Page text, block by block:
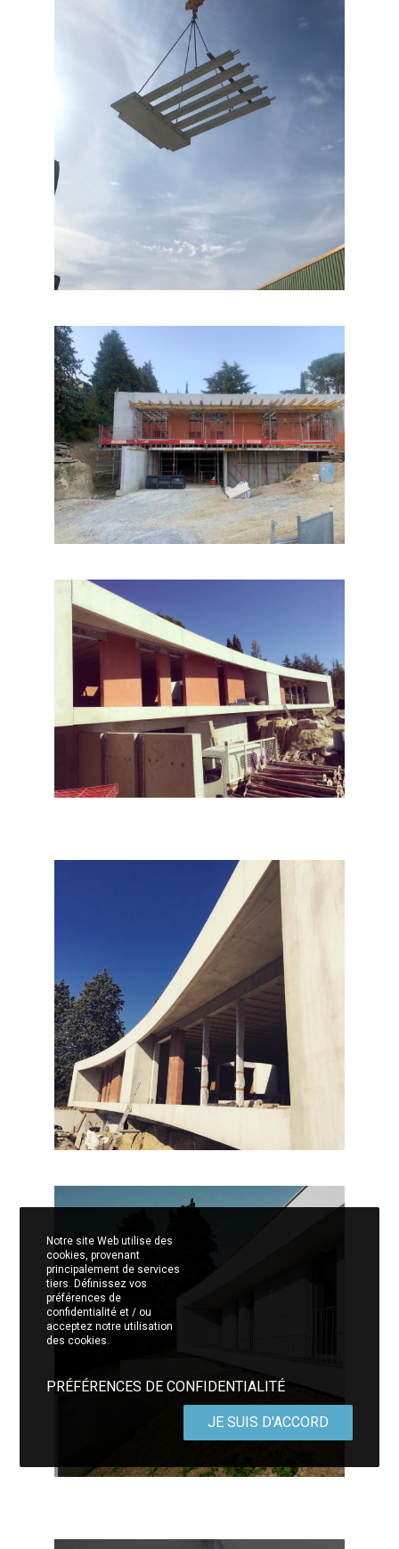
Notre site Web utilise des
cookies, provenant
principalement de services
tiers. Définissez vos
préférences de
confidentialité et / ou
acceptez notre utilisation
des cookies.
PRÉFÉRENCES DE CONFIDENTIALITÉ
JE SUIS D'ACCORD